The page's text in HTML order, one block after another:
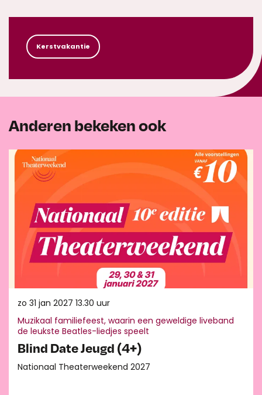
Kerstvakantie
Anderen bekeken ook
Blind Date Jeugd (4+)
Nationaal Theaterweekend 2027
Muzikaal familiefeest, waarin een geweldige liveband
de leukste Beatles-liedjes speelt
zo 31 jan 2027 13.30 uur